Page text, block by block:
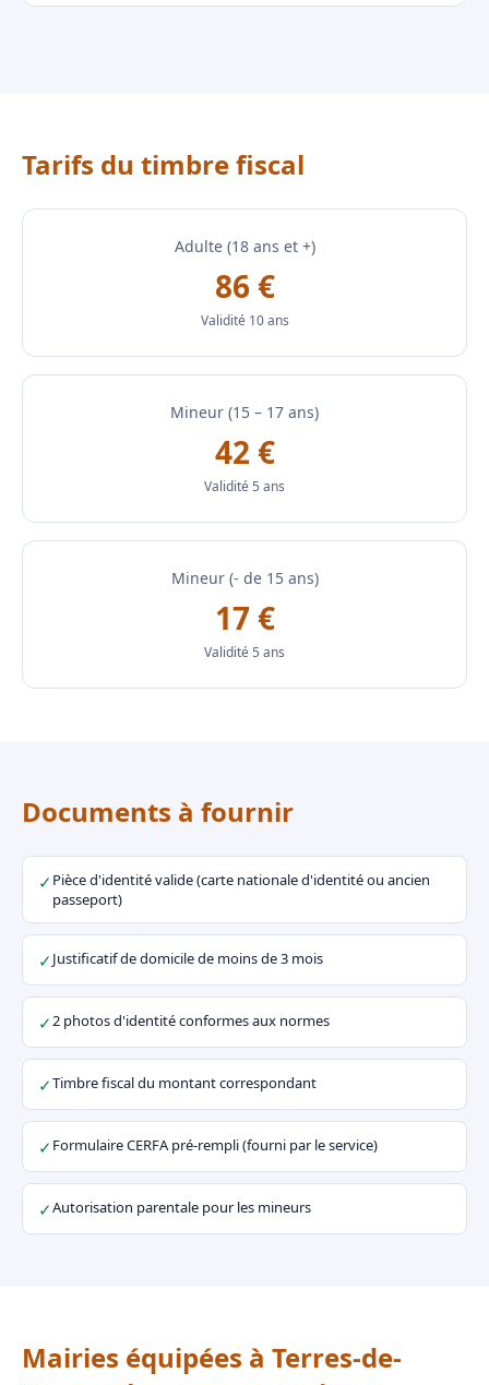
Tarifs du timbre fiscal
Adulte (18 ans et +)
86 €
Validité 10 ans
Mineur (15 – 17 ans)
42 €
Validité 5 ans
Mineur (- de 15 ans)
17 €
Validité 5 ans
Documents à fournir
✓ Pièce d'identité valide (carte nationale d'identité ou ancien
passeport)
✓Justificatif de domicile de moins de 3 mois
✓2 photos d'identité conformes aux normes
✓Timbre fiscal du montant correspondant
✓ Formulaire CERFA pré-rempli (fourni par le service)
✓Autorisation parentale pour les mineurs
Mairies équipées à Terres-de-